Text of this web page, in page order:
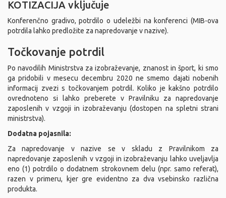
KOTIZACIJA vključuje
Konferenčno gradivo, potrdilo o udeležbi na konferenci (MIB-ova
potrdila lahko predložite za napredovanje v nazive).
Točkovanje potrdil
Po navodilih Ministrstva za izobraževanje, znanost in šport, ki smo
ga pridobili v mesecu decembru 2020 ne smemo dajati nobenih
informacij zvezi s točkovanjem potrdil. Koliko je kakšno potrdilo
ovrednoteno si lahko preberete v Pravilniku za napredovanje
zaposlenih v vzgoji in izobraževanju (dostopen na spletni strani
ministrstva).
Dodatna pojasnila:
Za napredovanje v nazive se v skladu z Pravilnikom za
napredovanje zaposlenih v vzgoji in izobraževanju lahko uveljavlja
eno (1) potrdilo o dodatnem strokovnem delu (npr. samo referat),
razen v primeru, kjer gre evidentno za dva vsebinsko različna
produkta.